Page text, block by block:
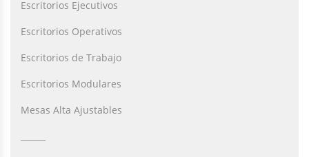
Escritorios Ejecutivos
Escritorios Operativos
Escritorios de Trabajo
Escritorios Modulares
Mesas Alta Ajustables